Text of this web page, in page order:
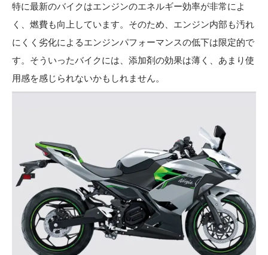
特に最新のバイクはエンジンのエネルギー効率が非常によ
く、燃費も向上しています。そのため、エンジン内部も汚れ
にくく劣化によるエンジンパフォーマンスの低下は限定的で
す。そういったバイクには、添加剤の効果は薄く、あまり使
用感を感じられないかもしれません。